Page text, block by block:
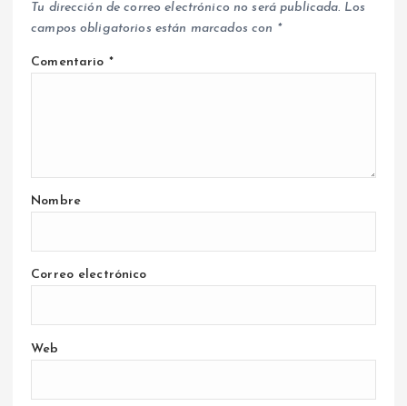
Tu dirección de correo electrónico no será publicada. Los
campos obligatorios están marcados con *
Comentario *
Nombre
Correo electrónico
Web